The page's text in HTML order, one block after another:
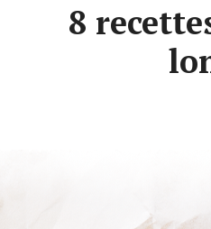
8